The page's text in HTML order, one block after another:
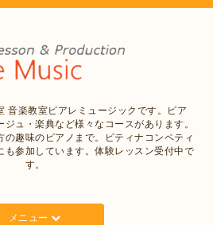
音楽教室ピアレミュージックです。ピア
ュ・楽典など様々なコースがあります。
の趣味のピアノまで。ピティナコンペティ
も参加しています。体験レッスン受付中で
す。
メニュー